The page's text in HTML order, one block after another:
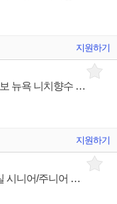
지원하기
[LE LABO NEW YORK] [ 서촌점, 북촌점 ] 르라보 뉴욕 니치향수 상품/진열/지원 판매전문직원
지원하기
부산 신세계아울렛 첼시 헤지스에서 함께 하실 시니어/주니어 구인합니다.